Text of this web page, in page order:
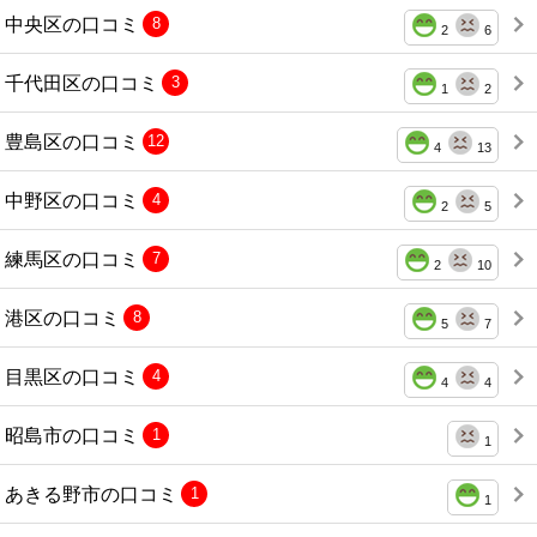
中央区の口コミ 2 6
8
千代田区の口コミ 1 2
3
豊島区の口コミ 4 13
12
中野区の口コミ 2 5
4
練馬区の口コミ 2 10
7
港区の口コミ 5 7
8
目黒区の口コミ 4 4
4
昭島市の口コミ 1
1
あきる野市の口コミ 1
1